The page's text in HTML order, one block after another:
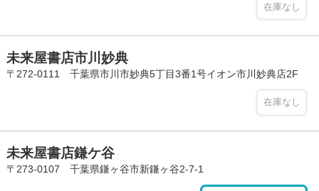
在庫なし
未来屋書店市川妙典
〒272-0111 千葉県市川市妙典5丁目3番1号イオン市川妙典店2F
在庫なし
未来屋書店鎌ケ谷
〒273-0107 千葉県鎌ヶ谷市新鎌ヶ谷2-7-1